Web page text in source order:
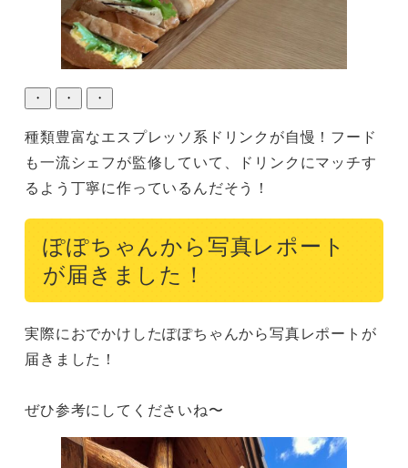
・ ・ ・
種類豊富なエスプレッソ系ドリンクが自慢！フード
も一流シェフが監修していて、ドリンクにマッチす
るよう丁寧に作っているんだそう！
ぽぽちゃんから写真レポート
が届きました！
実際におでかけしたぽぽちゃんから写真レポートが
届きました！
ぜひ参考にしてくださいね〜